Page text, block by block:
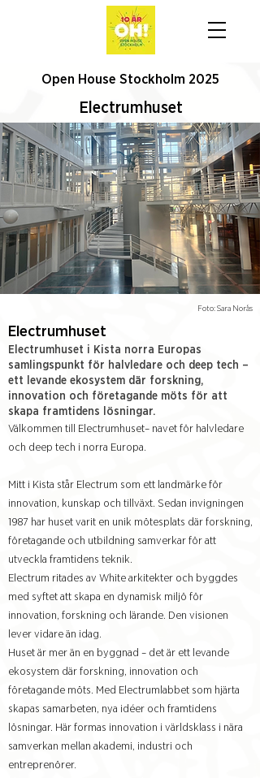
Open House Stockholm 2025
Electrumhuset
Foto: Sara Norås
Electrumhuset
Electrumhuset i Kista norra Europas
samlingspunkt för halvledare och deep tech –
ett levande ekosystem där forskning,
innovation och företagande möts för att
skapa framtidens lösningar.
Välkommen till Electrumhuset– navet för halvledare
och deep tech i norra Europa.
Mitt i Kista står Electrum som ett landmärke för
innovation, kunskap och tillväxt. Sedan invigningen
1987 har huset varit en unik mötesplats där forskning,
företagande och utbildning samverkar för att
utveckla framtidens teknik.
Electrum ritades av White arkitekter och byggdes
med syftet att skapa en dynamisk miljö för
innovation, forskning och lärande. Den visionen
lever vidare än idag.
Huset är mer än en byggnad – det är ett levande
ekosystem där forskning, innovation och
företagande möts. Med Electrumlabbet som hjärta
skapas samarbeten, nya idéer och framtidens
lösningar. Här formas innovation i världsklass i nära
samverkan mellan akademi, industri och
entreprenörer.